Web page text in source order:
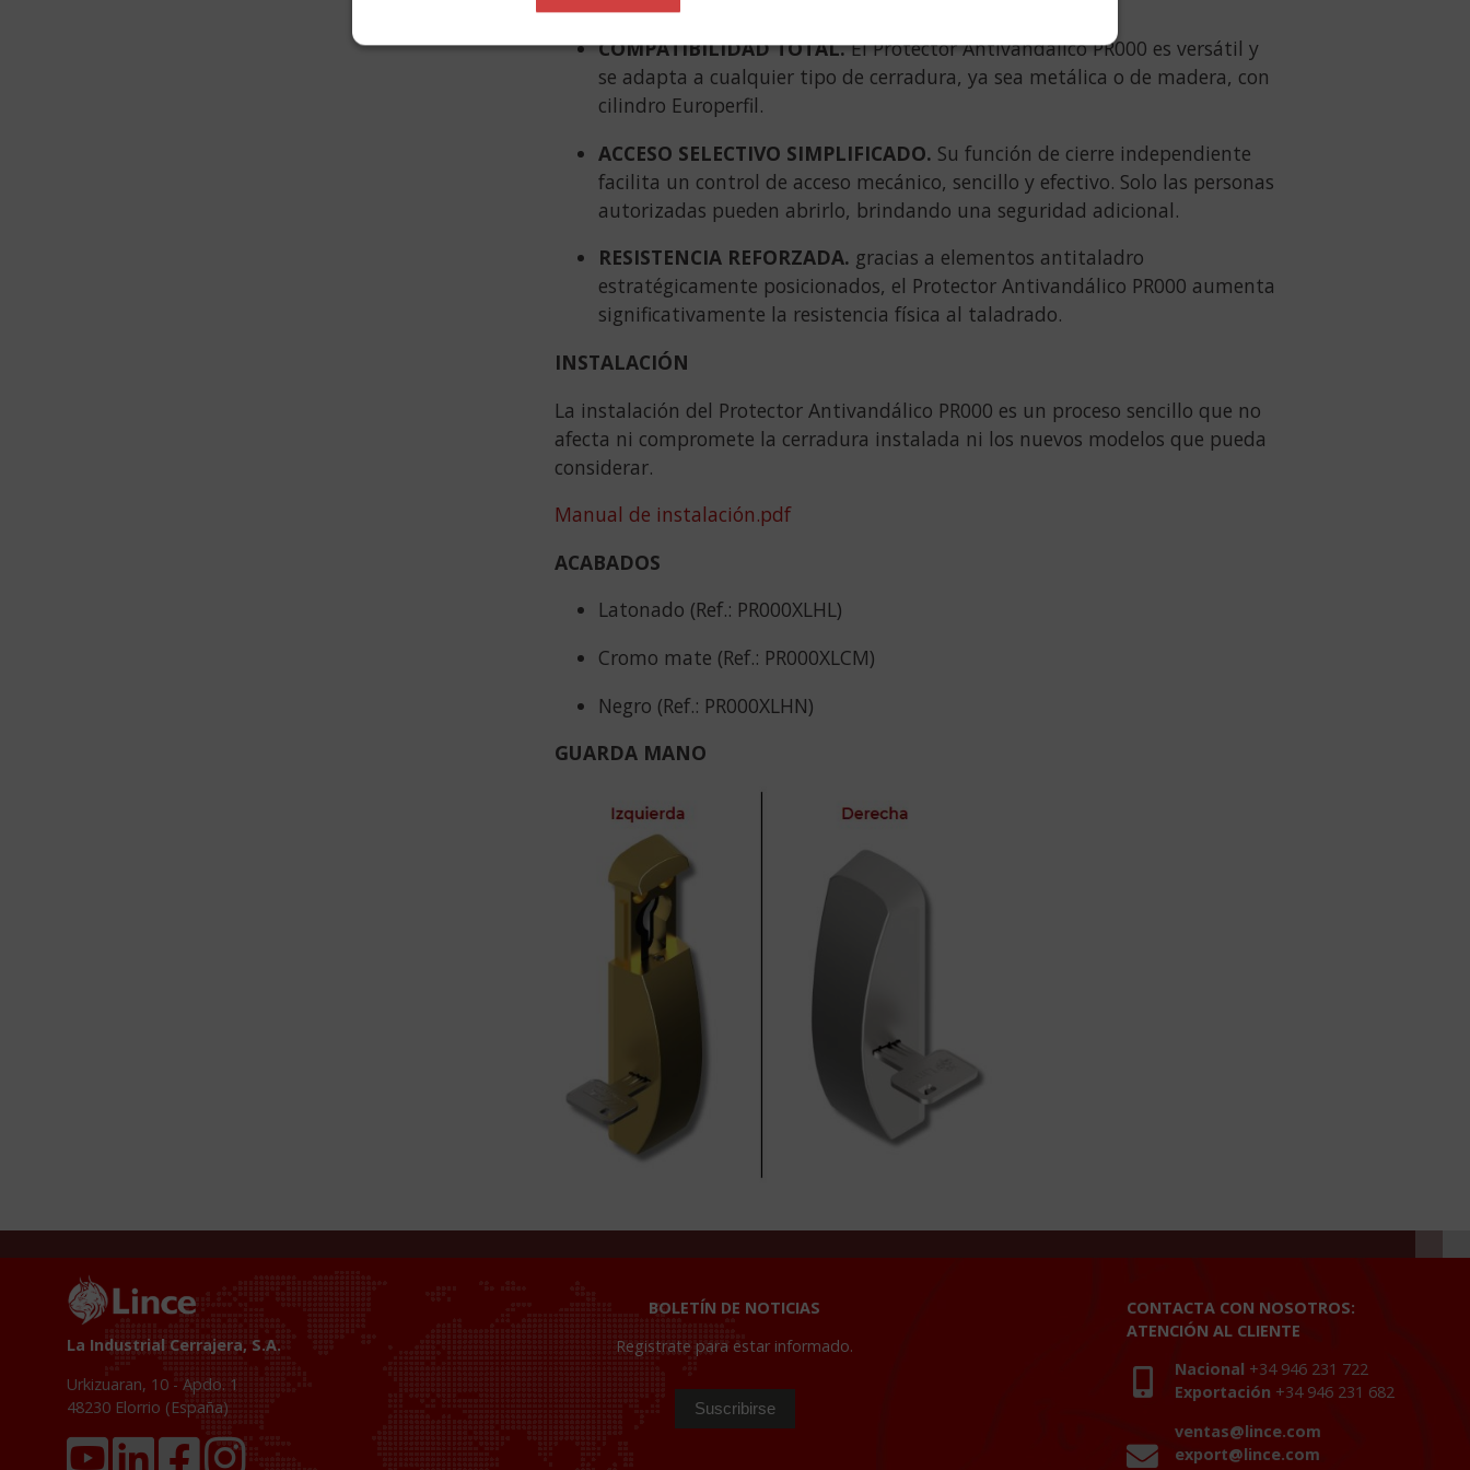
COMPATIBILIDAD TOTAL.El Protector Antivandálico PR000 es versátil y
se adapta a cualquier tipo de cerradura, ya sea metálica o de madera, con
cilindro Europerfil.
ACCESO SELECTIVO SIMPLIFICADO. Su función de cierre independiente
facilita un control de acceso mecánico, sencillo y efectivo. Solo las personas
autorizadas pueden abrirlo, brindando una seguridad adicional.
RESISTENCIA REFORZADA. gracias a elementos antitaladro
estratégicamente posicionados, el Protector Antivandálico PR000 aumenta
significativamente la resistencia física al taladrado.
INSTALACIÓN
La instalación del Protector Antivandálico PR000 es un proceso sencillo que no
afecta ni compromete la cerradura instalada ni los nuevos modelos que pueda
considerar.
Manual de instalación.pdf
ACABADOS
Latonado (Ref.: PR000XLHL)
Cromo mate (Ref.: PR000XLCM)
Negro (Ref.: PR000XLHN)
GUARDA MANO
La Industrial Cerrajera, S.A.
Urkizuaran, 10 - Apdo. 1
48230 Elorrio (España)
BOLETÍN DE NOTICIAS
Registrate para estar informado.
CONTACTA CON NOSOTROS:
ATENCIÓN AL CLIENTE
Nacional +34 946 231 722
Exportación +34 946 231 682
ventas@lince.com
export@lince.com